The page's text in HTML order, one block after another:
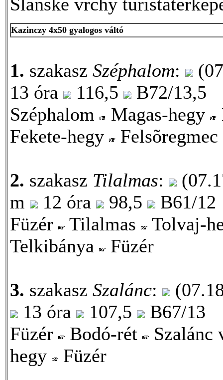
Kazinczy 4x50 gyalogos váltó
1. szakasz Széphalom:
13 óra
116,5
B72/13,5
Széphalom
Magas-hegy
Fekete-hegy
Felsõregmec
2. szakasz Tilalmas:
m
12 óra 98,5
B61/12
Füzér
Tilalmas
Tolvaj-
Telkibánya
Füzér
3. szakasz Szalánc:
13 óra
107,5
B67/13
Füzér
Bodó-rét
Szalánc
hegy
Füzér